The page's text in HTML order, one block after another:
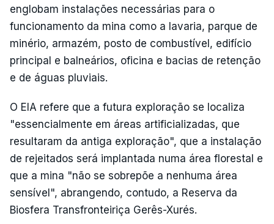
englobam instalações necessárias para o
funcionamento da mina como a lavaria, parque de
minério, armazém, posto de combustível, edifício
principal e balneários, oficina e bacias de retenção
e de águas pluviais.
O EIA refere que a futura exploração se localiza
"essencialmente em áreas artificializadas, que
resultaram da antiga exploração", que a instalação
de rejeitados será implantada numa área florestal e
que a mina "não se sobrepõe a nenhuma área
sensível", abrangendo, contudo, a Reserva da
Biosfera Transfronteiriça Gerês-Xurés.